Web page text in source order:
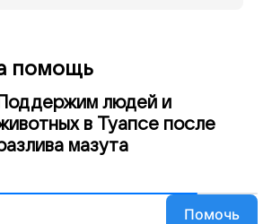
помощь
Поддержим людей и
в Туапсе после
мазута
Помочь